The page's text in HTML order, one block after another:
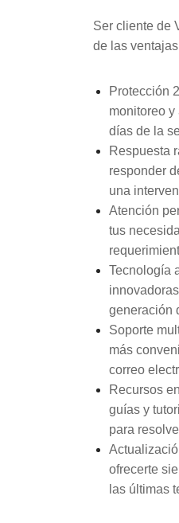
Ser cliente de
de las
Protección
monitoreo
días de la
Respuesta
responder
una
Atención
tus
Tecnología
generación
Soporte
más
correo
Recursos
guías y
para
ofrecerte
las últimas